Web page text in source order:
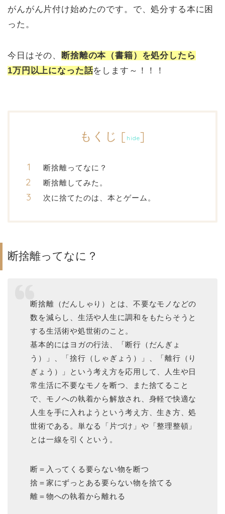
がんがん片付け始めたのです。で、処分する本に困
った。
今日はその、
断捨離の本（書籍）を処分したら
1万円以上になった話をします～！！！
もくじ [ hide]
断捨離ってなに？
断捨離してみた。
次に捨てたのは、本とゲーム。
断捨離ってなに？
断捨離（だんしゃり）とは、不要なモノなどの
数を減らし、生活や人生に調和をもたらそうと
する生活術や処世術のこと。
基本的にはヨガの行法、「断行（だんぎょ
う）」、「捨行（しゃぎょう）」、「離行（り
ぎょう）」という考え方を応用して、人生や日
常生活に不要なモノを断つ、また捨てること
で、モノへの執着から解放され、身軽で快適な
人生を手に入れようという考え方、生き方、処
世術である。単なる「片づけ」や「整理整頓」
とは一線を引くという。
断＝入ってくる要らない物を断つ
捨＝家にずっとある要らない物を捨てる
離＝物への執着から離れる